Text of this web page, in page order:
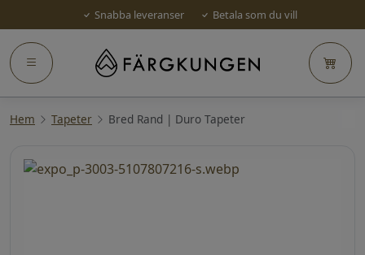
Snabba leveranser Betala som du vill
Hem Tapeter Bred Rand | Duro Tapeter